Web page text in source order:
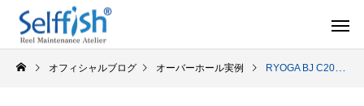
オフィシャルブログ オーバーホール実例 RYOGA BJ C2025のオーバーホール